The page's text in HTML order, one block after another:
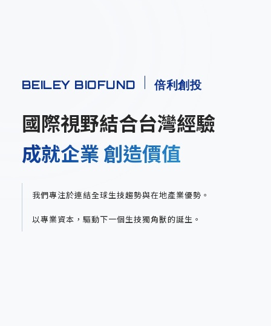
BEILEY BIOFUND 倍利創投
國際視野結合台灣經驗
成就企業 創造價值
我們專注於連結全球生技趨勢與在地產業優勢。
以專業資本，驅動下一個生技獨角獸的誕生。